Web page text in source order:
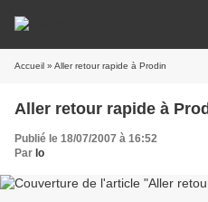
Accueil » Aller retour rapide à Prodin
Aller retour rapide à
Publié le 18/07/2007 à 16:52
Par lo